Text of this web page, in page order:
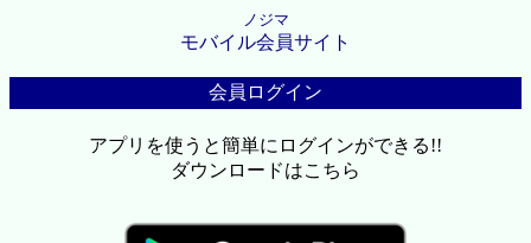
ノジマ
モバイル会員サイト
会員ログイン
アプリを使うと簡単にログインができる!!
ダウンロードはこちら